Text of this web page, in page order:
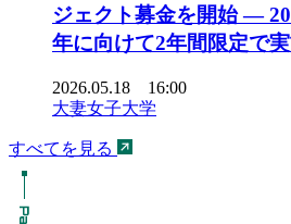
ジェクト募金を開始 ―
年に向けて2年間限定で
2026.05.18 16:00
大妻女子大学
すべてを見る